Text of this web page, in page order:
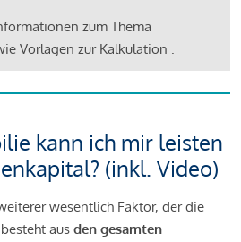
zum Thema
Vorlagen zur Kalkulation .
kann ich mir leisten
(inkl. Video)
wesentlich Faktor, der die
aus den gesamten